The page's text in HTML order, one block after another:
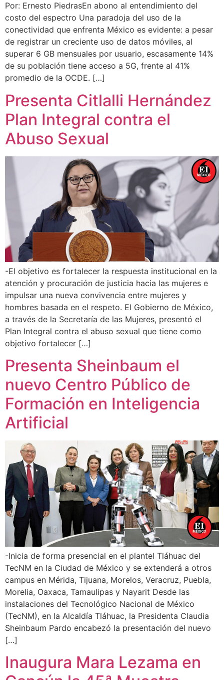
Por: Ernesto PiedrasEn abono al entendimiento del
costo del espectro Una paradoja del uso de la
conectividad que enfrenta México es evidente: a pesar
de registrar un creciente uso de datos móviles, al
superar 6 GB mensuales por usuario, escasamente 14%
de su población tiene acceso a 5G, frente al 41%
promedio de la OCDE. […]
Presenta Citlalli Hernández
Plan Integral contra el
Abuso Sexual
-El objetivo es fortalecer la respuesta institucional en la
atención y procuración de justicia hacia las mujeres e
impulsar una nueva convivencia entre mujeres y
hombres basada en el respeto. El Gobierno de México,
a través de la Secretaría de las Mujeres, presentó el
Plan Integral contra el abuso sexual que tiene como
objetivo fortalecer […]
Presenta Sheinbaum el
nuevo Centro Público de
Formación en Inteligencia
Artificial
-Inicia de forma presencial en el plantel Tláhuac del
TecNM en la Ciudad de México y se extenderá a otros
campus en Mérida, Tijuana, Morelos, Veracruz, Puebla,
Morelia, Oaxaca, Tamaulipas y Nayarit Desde las
instalaciones del Tecnológico Nacional de México
(TecNM), en la Alcaldía Tláhuac, la Presidenta Claudia
Sheinbaum Pardo encabezó la presentación del nuevo
[…]
Inaugura Mara Lezama en